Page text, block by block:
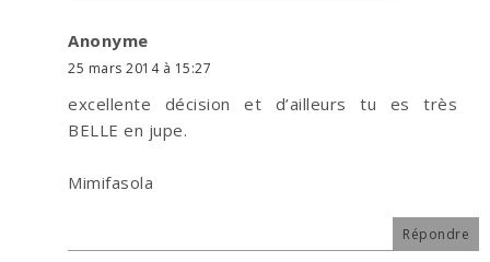
Anonyme
25 mars 2014 à 15:27
excellente décision et d’ailleurs tu es très
BELLE en jupe.
Mimifasola
Répondre